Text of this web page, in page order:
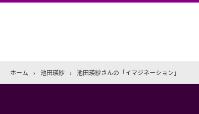
ホーム › 池田瑛紗 › 池田瑛紗さんの「イマジネーション」